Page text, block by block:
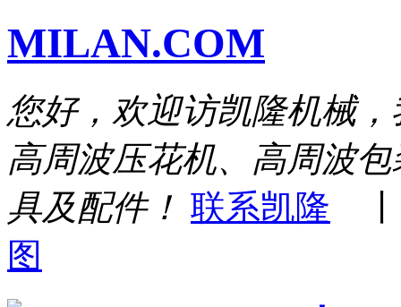
MILAN.COM
您好，欢迎访凯隆机械
高周波压花机、高周波
具及配件！ 联系凯隆
图